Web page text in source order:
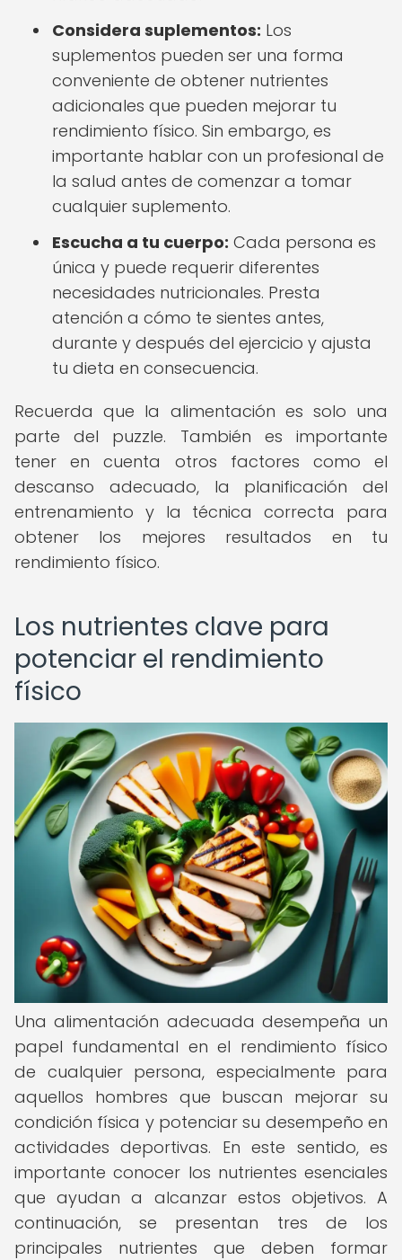
Considera suplementos: Los
suplementos pueden ser una forma
conveniente de obtener nutrientes
adicionales que pueden mejorar tu
rendimiento físico. Sin embargo, es
importante hablar con un profesional de
la salud antes de comenzar a tomar
cualquier suplemento.
Escucha a tu cuerpo: Cada persona es
única y puede requerir diferentes
necesidades nutricionales. Presta
atención a cómo te sientes antes,
durante y después del ejercicio y ajusta
tu dieta en consecuencia.
Recuerda que la alimentación es solo una
parte del puzzle. También es importante
tener en cuenta otros factores como el
descanso adecuado, la planificación del
entrenamiento y la técnica correcta para
obtener los mejores resultados en tu
rendimiento físico.
Los nutrientes clave para
potenciar el rendimiento
físico
Una alimentación adecuada desempeña un
papel fundamental en el rendimiento físico
de cualquier persona, especialmente para
aquellos hombres que buscan mejorar su
condición física y potenciar su desempeño en
actividades deportivas. En este sentido, es
importante conocer los nutrientes esenciales
que ayudan a alcanzar estos objetivos. A
continuación, se presentan tres de los
principales nutrientes que deben formar